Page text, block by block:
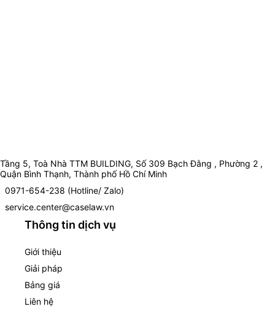
Tầng 5, Toà Nhà TTM BUILDING, Số 309 Bạch Đằng , Phường 2 ,
Quận Bình Thạnh, Thành phố Hồ Chí Minh
0971-654-238 (Hotline/ Zalo)
service.center@caselaw.vn
Thông tin dịch vụ
Giới thiệu
Giải pháp
Bảng giá
Liên hệ